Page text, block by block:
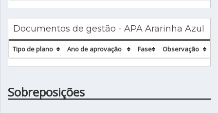
Documentos de gestão - APA Ararinha Azul
Tipo de plano Ano de aprovação Fase Observação
Sobreposições